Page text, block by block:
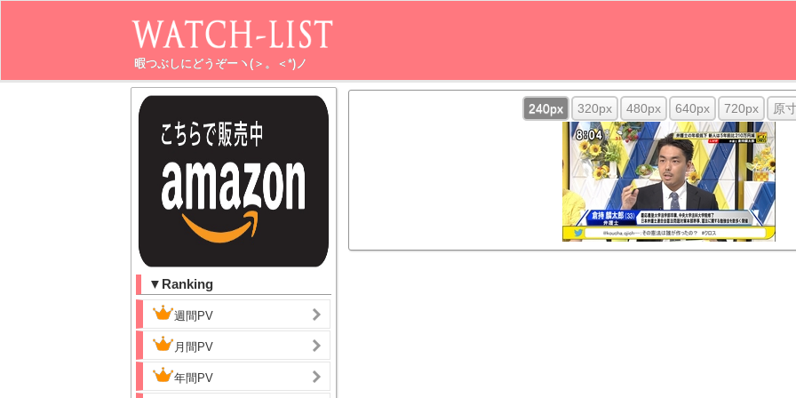
暇つぶしにどうぞーヽ(＞。＜*)ノ
▼Ranking
週間PV
月間PV
年間PV
240px 320px 480px 640px 720px 原